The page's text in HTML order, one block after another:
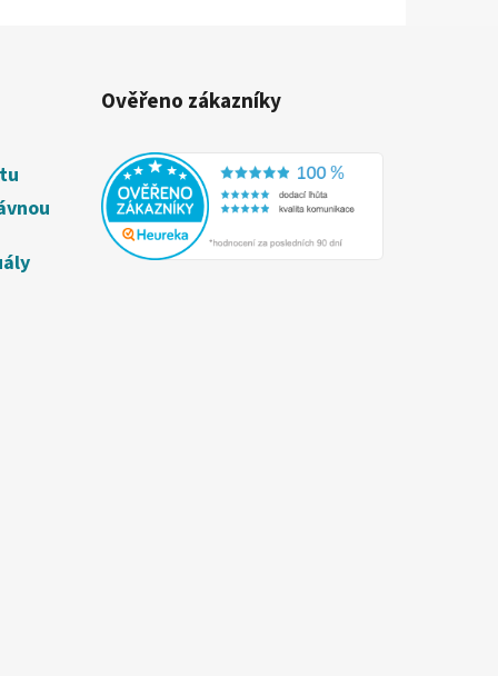
Ověřeno zákazníky